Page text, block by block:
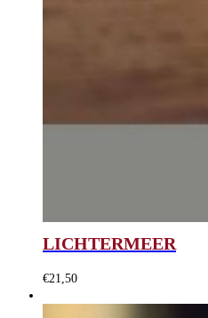
LICHTERMEER
€21,50